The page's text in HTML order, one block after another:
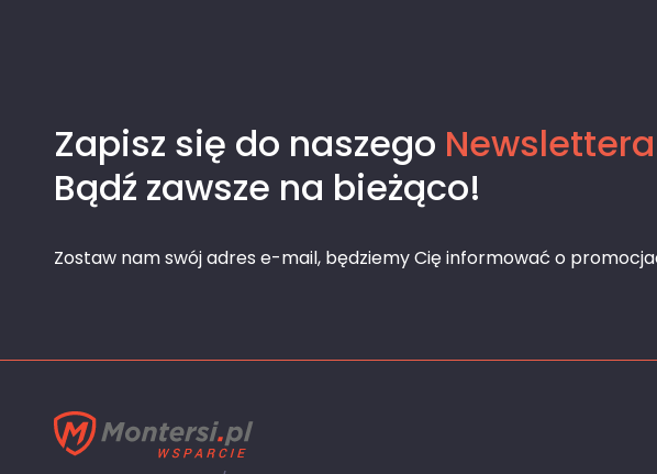
Zapisz się do naszego
Bądź zawsze na bieżąco!
Zostaw nam swój adres e-mail, będziemy Cię informować o